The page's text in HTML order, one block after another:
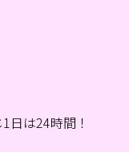
日は24時間！